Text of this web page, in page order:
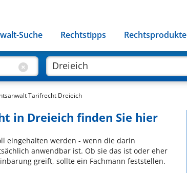
Suche Rechtstipps Rechtsprodukte
Tarifrecht Dreieich
in Dreieich finden Sie hier
eingehalten werden - wenn die darin
anwendbar ist. Ob sie das ist oder eher
greift, sollte ein Fachmann feststellen.